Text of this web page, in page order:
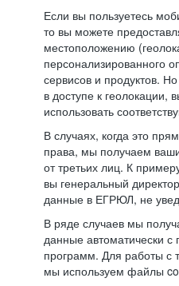
Если вы пользуетесь
то вы можете
местоположению
персонализированного
сервисов и продуктов.
в доступе к геолокации,
использовать
В случаях, когда это
права, мы получаем
от третьих лиц. К
вы генеральный
данные в ЕГРЮЛ, не
В ряде случаев мы
данные автоматически
программ. Для работы с
мы используем файлы